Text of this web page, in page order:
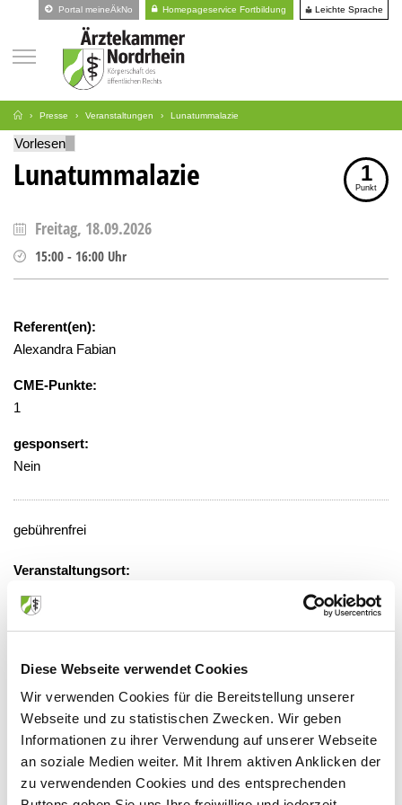
Diese Webseite verwendet Cookies
Wir verwenden Cookies für die Bereitstellung unserer
Webseite und zu statistischen Zwecken. Wir geben
Informationen zu ihrer Verwendung auf unserer Webseite
an soziale Medien weiter. Mit Ihrem aktiven Anklicken der
zu verwendenden Cookies und des entsprechenden
Portal meineÄkNo Homepageservice Fortbildung Leichte Sprache
Presse Veranstaltungen Lunatummalazie
Vorlesen
Lunatummalazie 1
Punkt
Freitag, 18.09.2026
15:00 - 16:00 Uhr
Referent(en):
Alexandra Fabian
CME-Punkte:
1
gesponsert:
Nein
gebührenfrei
Veranstaltungsort:
Universitätsklinikum Aachen, Aufzug A3,
6.Etage, Gang-A, Raum 12,
Anbieter:
Universitätsklinikum Aachen (AöR) - Medizinische